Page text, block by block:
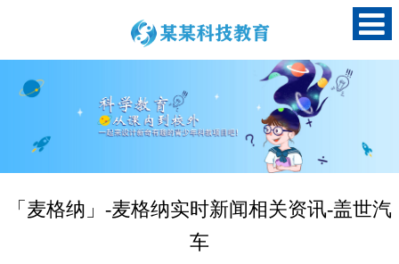
「麦格纳」-麦格纳实时新闻相关资讯-盖世汽
车